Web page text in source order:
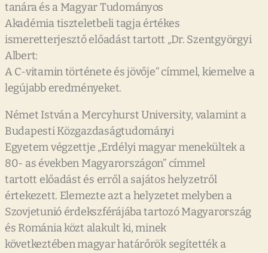
tanára és a Magyar Tudományos
Akadémia tiszteletbeli tagja értékes
ismeretterjesztő előadást tartott „Dr. Szentgyörgyi
Albert:
A C-vitamin története és jövője” címmel, kiemelve a
legújabb eredményeket.
Német István a Mercyhurst University, valamint a
Budapesti Közgazdaságtudományi
Egyetem végzettje „Erdélyi magyar menekültek a
80- as években Magyarországon” címmel
tartott előadást és erről a sajátos helyzetről
értekezett. Elemezte azt a helyzetet melyben a
Szovjetunió érdekszférájába tartozó Magyarország
és Románia közt alakult ki, minek
következtében magyar határőrök segítették a